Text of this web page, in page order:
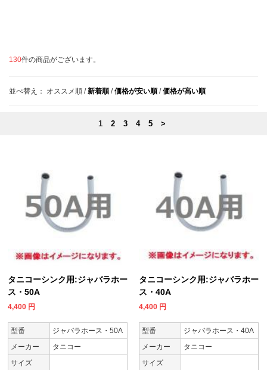
130件の商品がございます。
並べ替え： オススメ順 /新着順 /価格が安い順 /価格が高い順
1 2 3 4 5 >
タニコーシンク用:ジャバラホー
ス・50A
4,400 円
型番
ジャバラホース・50A
メーカー
タニコー
サイズ
タニコーシンク用:ジャバラホー
ス・40A
4,400 円
型番
ジャバラホース・40A
メーカー
タニコー
サイズ